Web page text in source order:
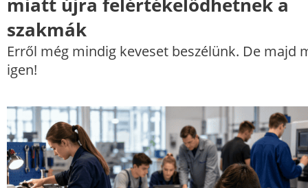
szakmák
Erről még mindig keveset beszélünk. De majd
igen!